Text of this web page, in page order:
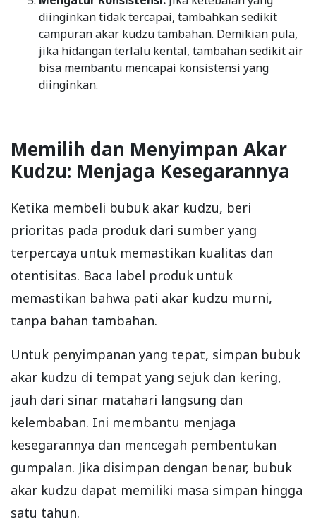
diinginkan tidak tercapai, tambahkan sedikit
campuran akar kudzu tambahan. Demikian pula,
jika hidangan terlalu kental, tambahan sedikit air
bisa membantu mencapai konsistensi yang
diinginkan.
Memilih dan Menyimpan Akar
Kudzu: Menjaga Kesegarannya
Ketika membeli bubuk akar kudzu, beri
prioritas pada produk dari sumber yang
terpercaya untuk memastikan kualitas dan
otentisitas. Baca label produk untuk
memastikan bahwa pati akar kudzu murni,
tanpa bahan tambahan.
Untuk penyimpanan yang tepat, simpan bubuk
akar kudzu di tempat yang sejuk dan kering,
jauh dari sinar matahari langsung dan
kelembaban. Ini membantu menjaga
kesegarannya dan mencegah pembentukan
gumpalan. Jika disimpan dengan benar, bubuk
akar kudzu dapat memiliki masa simpan hingga
satu tahun.